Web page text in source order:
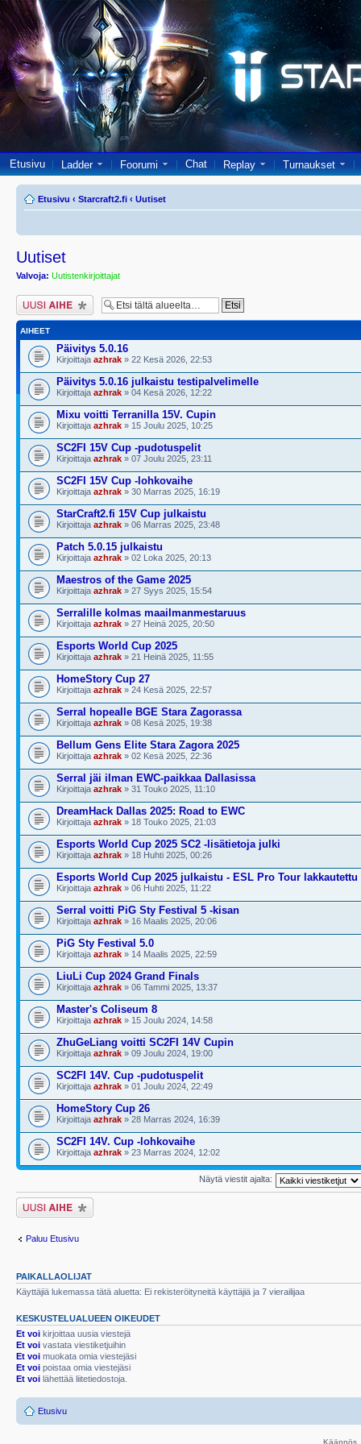
Etusivu Ladder Foorumi Chat Replay Turnaukset
Etusivu ‹ Starcraft2.fi ‹ Uutiset
Uutiset
Valvoja: Uutistenkirjoittajat
Lähetä uusi viesti
AIHEET
Päivitys 5.0.16
Kirjoittaja azhrak » 22 Kesä 2026, 22:53
Päivitys 5.0.16 julkaistu testipalvelimelle
Kirjoittaja azhrak » 04 Kesä 2026, 12:22
Mixu voitti Terranilla 15V. Cupin
Kirjoittaja azhrak » 15 Joulu 2025, 10:25
SC2FI 15V Cup -pudotuspelit
Kirjoittaja azhrak » 07 Joulu 2025, 23:11
SC2FI 15V Cup -lohkovaihe
Kirjoittaja azhrak » 30 Marras 2025, 16:19
StarCraft2.fi 15V Cup julkaistu
Kirjoittaja azhrak » 06 Marras 2025, 23:48
Patch 5.0.15 julkaistu
Kirjoittaja azhrak » 02 Loka 2025, 20:13
Maestros of the Game 2025
Kirjoittaja azhrak » 27 Syys 2025, 15:54
Serralille kolmas maailmanmestaruus
Kirjoittaja azhrak » 27 Heinä 2025, 20:50
Esports World Cup 2025
Kirjoittaja azhrak » 21 Heinä 2025, 11:55
HomeStory Cup 27
Kirjoittaja azhrak » 24 Kesä 2025, 22:57
Serral hopealle BGE Stara Zagorassa
Kirjoittaja azhrak » 08 Kesä 2025, 19:38
Bellum Gens Elite Stara Zagora 2025
Kirjoittaja azhrak » 02 Kesä 2025, 22:36
Serral jäi ilman EWC-paikkaa Dallasissa
Kirjoittaja azhrak » 31 Touko 2025, 11:10
DreamHack Dallas 2025: Road to EWC
Kirjoittaja azhrak » 18 Touko 2025, 21:03
Esports World Cup 2025 SC2 -lisätietoja julki
Kirjoittaja azhrak » 18 Huhti 2025, 00:26
Esports World Cup 2025 julkaistu - ESL Pro Tour lakkautettu
Kirjoittaja azhrak » 06 Huhti 2025, 11:22
Serral voitti PiG Sty Festival 5 -kisan
Kirjoittaja azhrak » 16 Maalis 2025, 20:06
PiG Sty Festival 5.0
Kirjoittaja azhrak » 14 Maalis 2025, 22:59
LiuLi Cup 2024 Grand Finals
Kirjoittaja azhrak » 06 Tammi 2025, 13:37
Master's Coliseum 8
Kirjoittaja azhrak » 15 Joulu 2024, 14:58
ZhuGeLiang voitti SC2FI 14V Cupin
Kirjoittaja azhrak » 09 Joulu 2024, 19:00
SC2FI 14V. Cup -pudotuspelit
Kirjoittaja azhrak » 01 Joulu 2024, 22:49
HomeStory Cup 26
Kirjoittaja azhrak » 28 Marras 2024, 16:39
SC2FI 14V. Cup -lohkovaihe
Kirjoittaja azhrak » 23 Marras 2024, 12:02
Näytä viestit ajalta:
Lähetä uusi viesti
Paluu Etusivu
PAIKALLAOLIJAT
Käyttäjiä lukemassa tätä aluetta: Ei rekisteröityneitä käyttäjiä ja 7 vierailijaa
KESKUSTELUALUEEN OIKEUDET
Et voi kirjoittaa uusia viestejä
Et voi vastata viestiketjuihin
Et voi muokata omia viestejäsi
Et voi poistaa omia viestejäsi
Et voi lähettää liitetiedostoja.
Etusivu